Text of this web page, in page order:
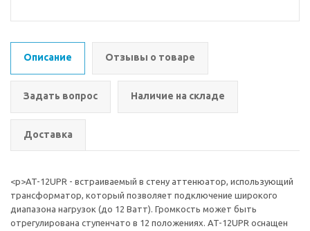
Описание Отзывы о товаре
Задать вопрос Наличие на складе
Доставка
<p>AT-12UPR - встраиваемый в стену аттенюатор, использующий
трансформатор, который позволяет подключение широкого
диапазона нагрузок (до 12 Ватт). Громкость может быть
отрегулирована ступенчато в 12 положениях. AT-12UPR оснащен